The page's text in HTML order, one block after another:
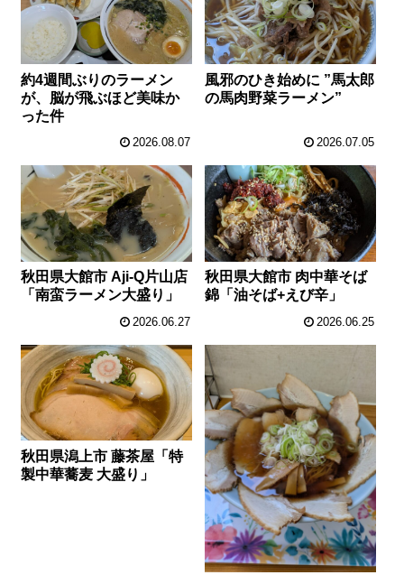
約4週間ぶりのラーメン
が、脳が飛ぶほど美味か
った件
2026.08.07
風邪のひき始めに ”馬太郎
の馬肉野菜ラーメン”
2026.07.05
秋田県大館市 Aji-Q片山店
「南蛮ラーメン大盛り」
2026.06.27
秋田県大館市 肉中華そば
錦「油そば+えび辛」
2026.06.25
秋田県潟上市 藤茶屋「特
製中華蕎麦 大盛り」